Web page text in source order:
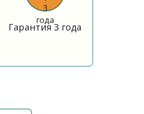
Гарантия 3 года